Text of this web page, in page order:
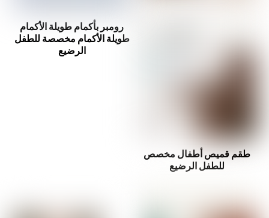
طقم قميص أطفال مخصص
للطفل الرضيع
رومبر بأكمام طويلة الأكمام
طويلة الأكمام مخصصة للطفل
الرضيع